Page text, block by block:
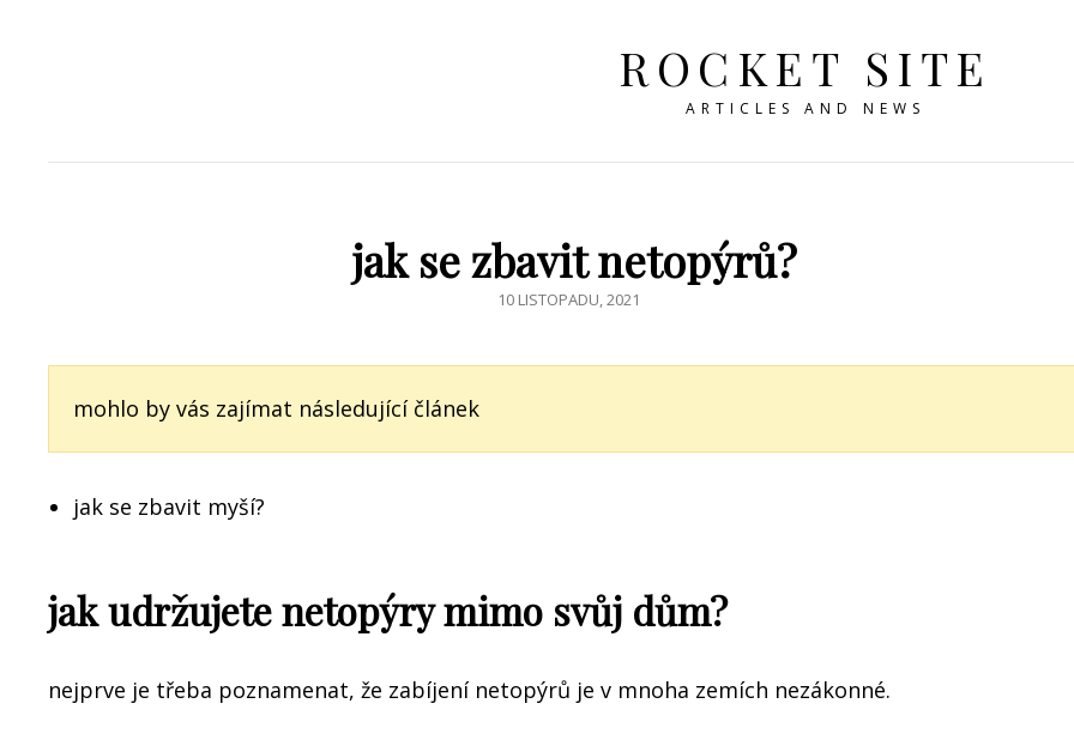
ROCKET SITE
ARTICLES AND NEWS
jak se zbavit netopýrů?
POSTED
10 LISTOPADU, 2021
mohlo by vás zajímat následující článek
jak se zbavit myší?
jak udržujete netopýry mimo svůj dům?
nejprve je třeba poznamenat, že zabíjení netopýrů je v mnoha zemích nezákonné.